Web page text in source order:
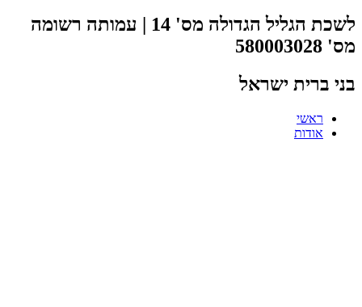
לשכת הגליל הגדולה מס' 14 | עמותה רשומה
מס' 580003028
בני ברית ישראל
ראשי
אודות